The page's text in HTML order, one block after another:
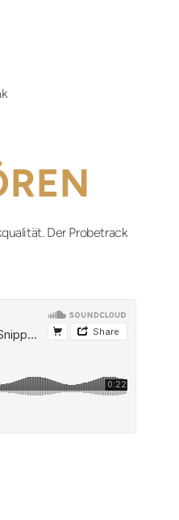
Der Probetrack